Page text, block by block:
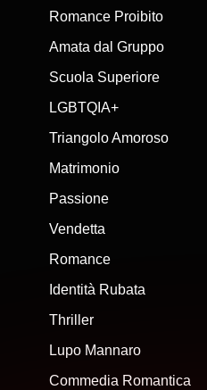
Romance Proibito
Amata dal Gruppo
Scuola Superiore
LGBTQIA+
Triangolo Amoroso
Matrimonio
Passione
Vendetta
Romance
Identità Rubata
Thriller
Lupo Mannaro
Commedia Romantica